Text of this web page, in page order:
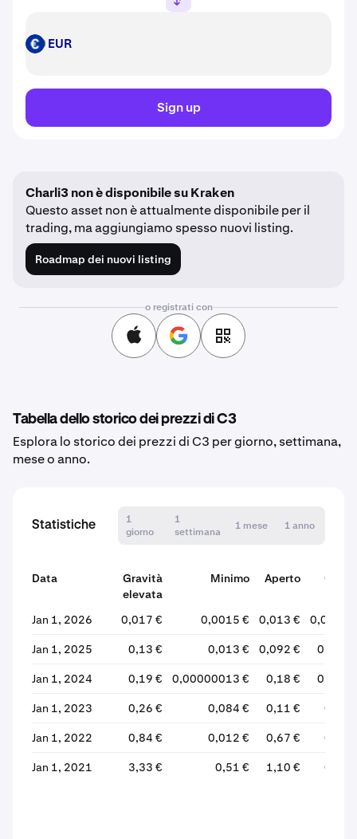
EUR EUR
Sign up
Charli3 non è disponibile su Kraken
Questo asset non è attualmente disponibile per il
trading, ma aggiungiamo spesso nuovi listing.
Roadmap dei nuovi listing
o registrati con
Tabella dello storico dei prezzi di C3
Esplora lo storico dei prezzi di C3 per giorno, settimana,
mese o anno.
Statistiche
1
giorno
1
settimana
1 mese 1 anno
Data
Gravità
elevata
Minimo Aperto
Jan 1, 2026 0,017 € 0,0015 € 0,013 € 0,0020
Jan 1, 2025 0,13 € 0,013 € 0,092 € 0,013
Jan 1, 2024 0,19 € 0,00000013 € 0,18 € 0,080
Jan 1, 2023 0,26 € 0,084 € 0,11 € 0,18
Jan 1, 2022 0,84 € 0,012 € 0,67 € 0,11
Jan 1, 2021 3,33 € 0,51 € 1,10 € 0,70